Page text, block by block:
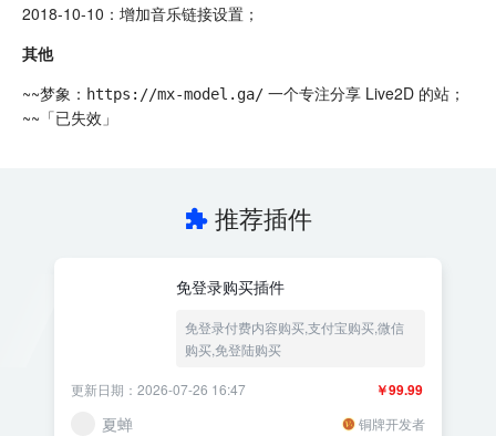
2018-10-10：增加音乐链接设置；
其他
~~梦象： https://mx-model.ga/ 一个专注分享 Live2D 的站；
~~「已失效」
推荐插件
免登录购买插件
免登录付费内容购买,支付宝购买,微信
购买,免登陆购买
￥99.99
更新日期：2026-07-26 16:47
夏蝉 铜牌开发者